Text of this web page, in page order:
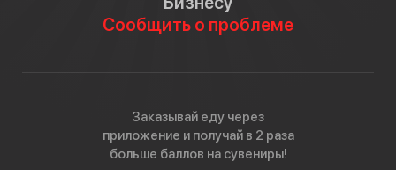
Сообщить о проблеме
Заказывай еду через
приложение и получай в 2 раза
больше баллов на сувениры!